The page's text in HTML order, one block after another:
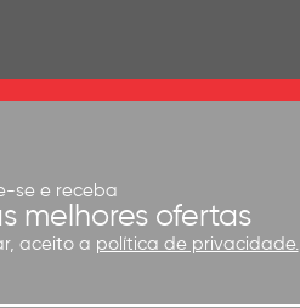
se e receba
melhores ofertas
aceito a política de privacidade.